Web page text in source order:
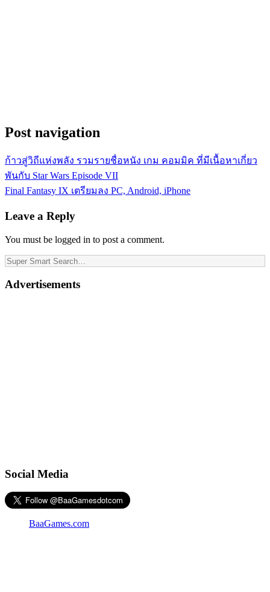
Post navigation
ก้าวสู่วิถีแห่งพลัง รวมรายชื่อหนัง เกม คอมมิค ที่มีเนื้อหาเกี่ยว
พันกับ Star Wars Episode VII
Final Fantasy IX เตรียมลง PC, Android, iPhone
Leave a Reply
You must be logged in to post a comment.
Advertisements
Social Media
BaaGames.com